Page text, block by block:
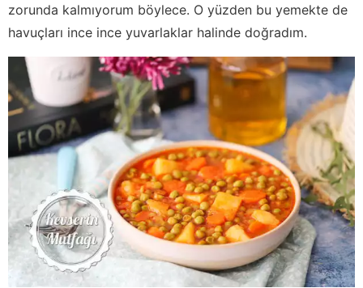
zorunda kalmıyorum böylece. O yüzden bu yemekte de
havuçları ince ince yuvarlaklar halinde doğradım.